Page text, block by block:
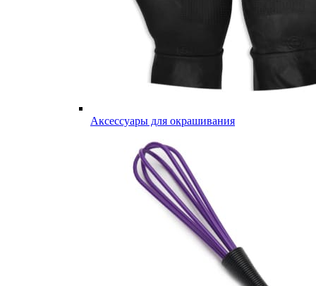
Аксессуары для окрашивания